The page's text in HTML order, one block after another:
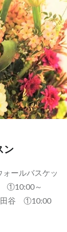
ン
ォールバスケッ
①10:00～
田谷 ①10:00